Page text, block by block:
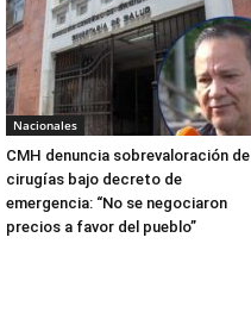
Nacionales
CMH denuncia sobrevaloración de
cirugías bajo decreto de
emergencia: “No se negociaron
precios a favor del pueblo”